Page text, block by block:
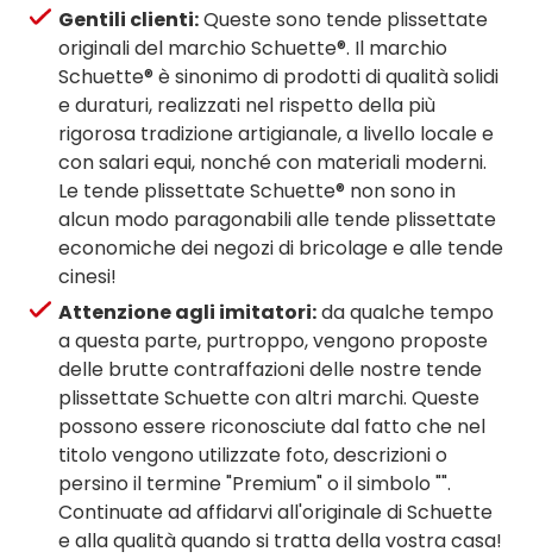
Gentili clienti:Queste sono tende plissettate
originali del marchio Schuette®. Il marchio
Schuette® è sinonimo di prodotti di qualità solidi
e duraturi, realizzati nel rispetto della più
rigorosa tradizione artigianale, a livello locale e
con salari equi, nonché con materiali moderni.
Le tende plissettate Schuette® non sono in
alcun modo paragonabili alle tende plissettate
economiche dei negozi di bricolage e alle tende
cinesi!
Attenzione agli imitatori:da qualche tempo
a questa parte, purtroppo, vengono proposte
delle brutte contraffazioni delle nostre tende
plissettate Schuette con altri marchi. Queste
possono essere riconosciute dal fatto che nel
titolo vengono utilizzate foto, descrizioni o
persino il termine "Premium" o il simbolo "".
Continuate ad affidarvi all'originale di Schuette
e alla qualità quando si tratta della vostra casa!